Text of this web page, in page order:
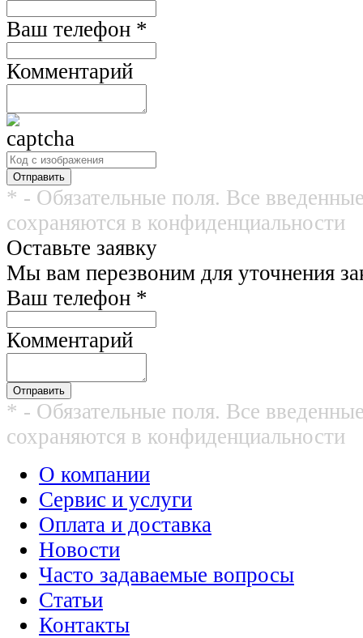
Ваш телефон *
Комментарий
* - Обязательные поля. Все
сохраняются в конфиденциальности
Оставьте заявку
Мы вам перезвоним для уточнения
Ваш телефон *
Комментарий
* - Обязательные поля. Все
сохраняются в конфиденциальности
О компании
Сервис и услуги
Оплата и доставка
Новости
Часто задаваемые вопросы
Статьи
Контакты